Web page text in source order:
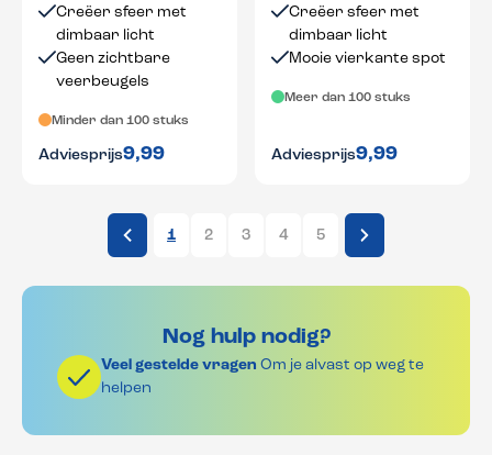
Creëer sfeer met
dimbaar licht
Geen zichtbare
veerbeugels
Minder dan 100 stuks
Adviesprijs9,99
Creëer sfeer met
dimbaar licht
Mooie vierkante spot
Meer dan 100 stuks
Adviesprijs9,99
1 2 3 4 5
Nog hulp nodig?
Veel gestelde vragen Om je alvast op weg te
helpen